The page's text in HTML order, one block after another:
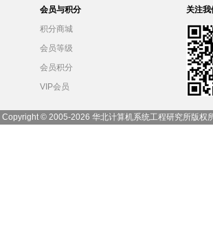
会员与积分
积分商城
会员等级
会员积分
VIP会员
关注我
Copyright © 2005-2026 华北计算机系统工程研究所版权